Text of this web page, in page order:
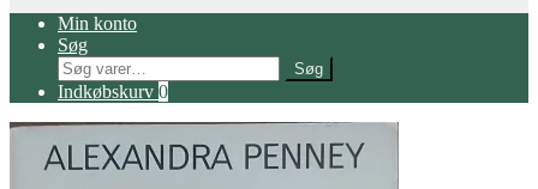
Min konto
Søg
Søg
efter:
Søg
Indkøbskurv 0